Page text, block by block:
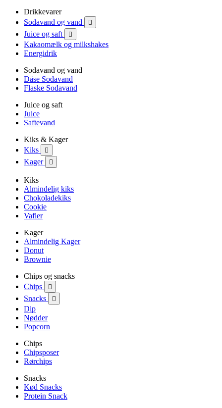
Drikkevarer
Sodavand og vand

Juice og saft 
Kakaomælk og milkshakes
Energidrik
Sodavand og vand
Dåse Sodavand
Flaske Sodavand
Juice og saft
Juice
Saftevand
Kiks & Kager
Kiks

Kager 
Kiks
Almindelig kiks
Chokoladekiks
Cookie
Vafler
Kager
Almindelig Kager
Donut
Brownie
Chips og snacks
Chips

Snacks 
Dip
Nødder
Popcorn
Chips
Chipsposer
Rørchips
Snacks
Kød Snacks
Protein Snack